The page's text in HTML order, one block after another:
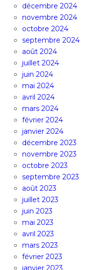
décembre 2024
novembre 2024
octobre 2024
septembre 2024
août 2024
juillet 2024
juin 2024
mai 2024
avril 2024
mars 2024
février 2024
janvier 2024
décembre 2023
novembre 2023
octobre 2023
septembre 2023
août 2023
juillet 2023
juin 2023
mai 2023
avril 2023
mars 2023
février 2023
janvier 2023